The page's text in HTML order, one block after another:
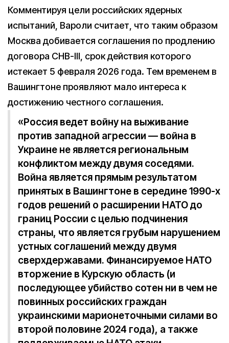
Комментируя цели российских ядерных
испытаний, Вароли считает, что таким образом
Москва добивается соглашения по продлению
договора СНВ-III, срок действия которого
истекает 5 февраля 2026 года. Тем временем в
Вашингтоне проявляют мало интереса к
достижению честного соглашения.
«Россия ведет войну на выживание
против западной агрессии — война в
Украине не является региональным
конфликтом между двумя соседями.
Война является прямым результатом
принятых в Вашингтоне в середине 1990-х
годов решений о расширении НАТО до
границ России с целью подчинения
страны, что является грубым нарушением
устных соглашений между двумя
сверхдержавами. Финансируемое НАТО
вторжение в Курскую область (и
последующее убийство сотен ни в чем не
повинных российских граждан
украинскими марионеточными силами во
второй половине 2024 года), а также